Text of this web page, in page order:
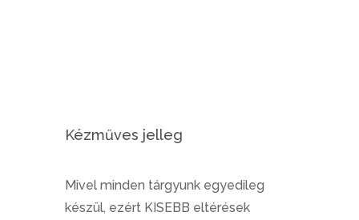
Kézműves jelleg
Mivel minden tárgyunk egyedileg
készül, ezért KISEBB eltérések